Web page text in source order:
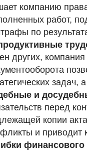
компанию
работ,
по
других,
задач,
и
перед
копии
и приводит
финансового